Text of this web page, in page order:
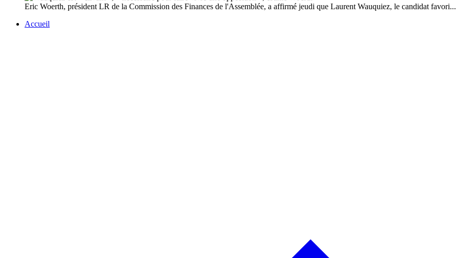
Eric Woerth, président LR de la Commission des Finances de l'Assemblée, a affirmé jeudi que Laurent Wauquiez, le candidat favori...
Accueil